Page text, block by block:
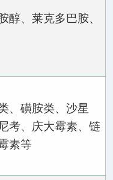
、莱克多巴胺、
、磺胺类、沙星
考、庆大霉素、链
素等